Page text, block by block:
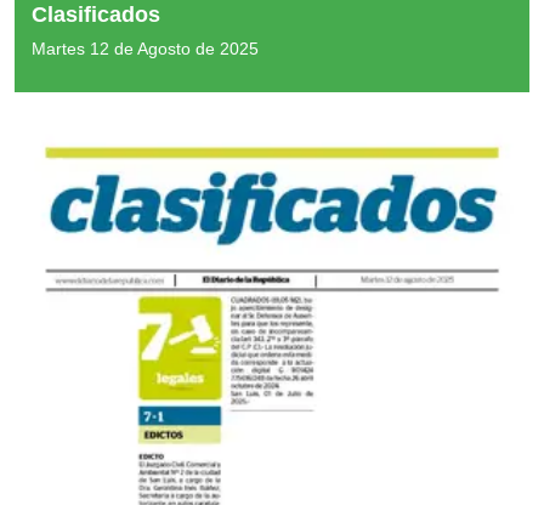
Clasificados
Martes 12 de Agosto de 2025